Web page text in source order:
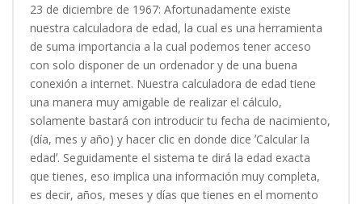
23 de diciembre de 1967: Afortunadamente existe
nuestra calculadora de edad, la cual es una herramienta
de suma importancia a la cual podemos tener acceso
con solo disponer de un ordenador y de una buena
conexión a internet. Nuestra calculadora de edad tiene
una manera muy amigable de realizar el cálculo,
solamente bastará con introducir tu fecha de nacimiento,
(día, mes y año) y hacer clic en donde dice ʼCalcular la
edadʼ. Seguidamente el sistema te dirá la edad exacta
que tienes, eso implica una información muy completa,
es decir, años, meses y días que tienes en el momento